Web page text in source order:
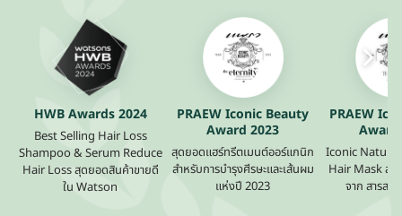
HWB Awards 2024
Best Selling Hair Loss
Shampoo & Serum Reduce
Hair Loss สุดยอดสินค้าขายดี
ใน Watson
PRAEW Iconic Beauty
Award 2023
สุดยอดแฮร์ทรีตเมนต์ออร์แกนิก
สำหรับการบำรุงศีรษะและเส้นผม
แห่งปี 2023
PRAEW
Award
Iconic
Hair Mask สุ
จาก สารสกั